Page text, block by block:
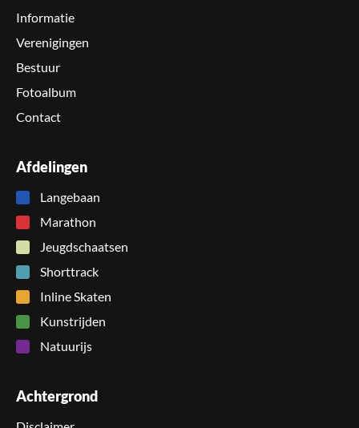
Informatie
Verenigingen
Bestuur
Fotoalbum
Contact
Afdelingen
Langebaan
Marathon
Jeugdschaatsen
Shorttrack
Inline Skaten
Kunstrijden
Natuurijs
Achtergrond